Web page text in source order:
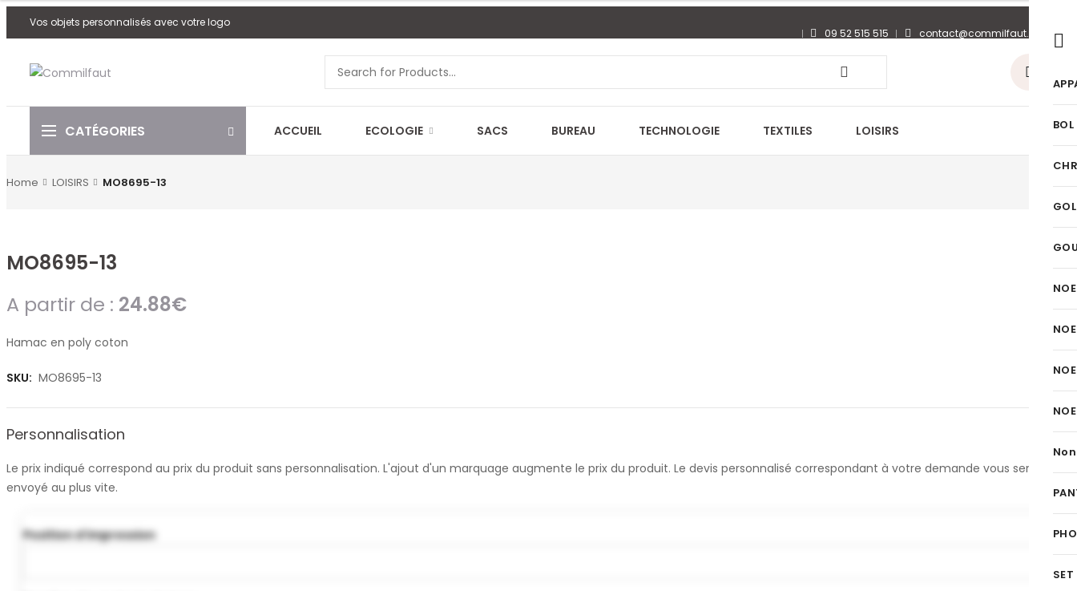
Vos objets personnalisés avec votre logo
09 52 515 515
contact@commilfaut.fr
CATÉGORIES ACCUEIL ECOLOGIE SACS BUREAU TECHNOLOGIE TEXTILES LOISIRS
Home LOISIRS MO8695-13
MO8695-13
A partir de : 24.88€
Hamac en poly coton
SKU: MO8695-13
Personnalisation
Le prix indiqué correspond au prix du produit sans personnalisation. L'ajout d'un marquage augmente le prix du produit. Le devis personnalisé correspondant à votre demande vous sera
envoyé au plus vite.
Position d'impression
BOL